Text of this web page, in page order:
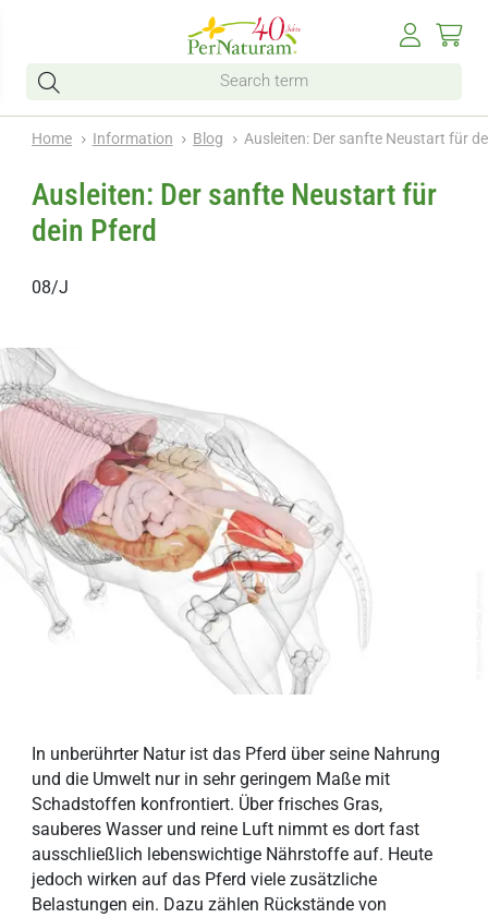
Home Information Blog Ausleiten: Der sanfte Neustart für
Ausleiten: Der sanfte Neustart für
dein Pferd
08/J
In unberührter Natur ist das Pferd über seine Nahrung
und die Umwelt nur in sehr geringem Maße mit
Schadstoffen konfrontiert. Über frisches Gras,
sauberes Wasser und reine Luft nimmt es dort fast
ausschließlich lebenswichtige Nährstoffe auf. Heute
jedoch wirken auf das Pferd viele zusätzliche
Belastungen ein. Dazu zählen Rückstände von